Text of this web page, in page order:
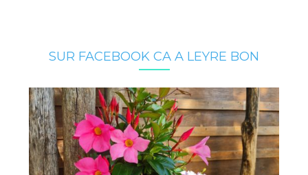
SUR FACEBOOK CA A LEYRE BON